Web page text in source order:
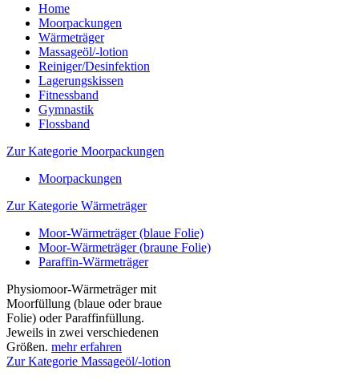
Home
Moorpackungen
Wärmeträger
Massageöl/-lotion
Reiniger/Desinfektion
Lagerungskissen
Fitnessband
Gymnastik
Flossband
Zur Kategorie Moorpackungen
Moorpackungen
Zur Kategorie Wärmeträger
Moor-Wärmeträger (blaue Folie)
Moor-Wärmeträger (braune Folie)
Paraffin-Wärmeträger
Physiomoor-Wärmeträger mit
Moorfüllung (blaue oder braue
Folie) oder Paraffinfüllung.
Jeweils in zwei verschiedenen
Größen. mehr erfahren
Zur Kategorie Massageöl/-lotion